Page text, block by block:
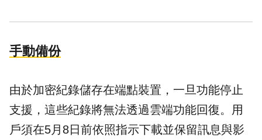
手動備份
由於加密紀錄儲存在端點裝置，一旦功能停止
支援，這些紀錄將無法透過雲端功能回復。用
戶須在5月8日前依照指示下載並保留訊息與影